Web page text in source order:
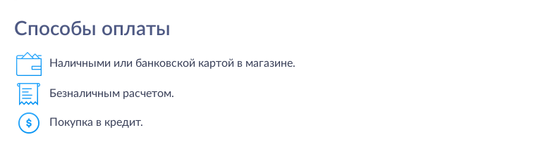
Способы оплаты
Наличными или банковской картой в магазине.
Безналичным расчетом.
Покупка в кредит.